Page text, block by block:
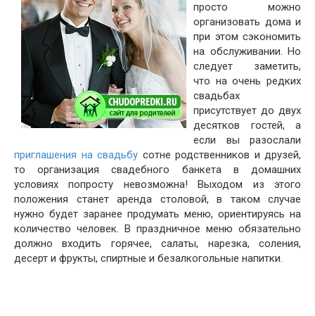
просто можно
организовать дома и
при этом сэкономить
на обслуживании. Но
следует заметить,
что на очень редких
свадьбах
присутствует до двух
десятков гостей, а
если вы разослали
приглашения на свадьбу сотне родственников и друзей,
то организация свадебного банкета в домашних
условиях попросту невозможна! Выходом из этого
положения станет аренда столовой, в таком случае
нужно будет заранее продумать меню, ориентируясь на
количество человек. В праздничное меню обязательно
должно входить горячее, салаты, нарезка, соления,
десерт и фрукты, спиртные и безалкогольные напитки.